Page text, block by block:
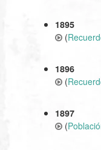
1895
(
1896
(
1897
(